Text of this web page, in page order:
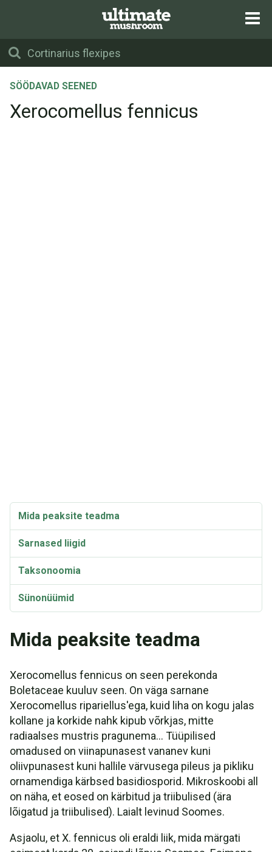
SÖÖDAVAD SEENED
Xerocomellus fennicus
Mida peaksite teadma
Sarnased liigid
Taksonoomia
Sünonüümid
Mida peaksite teadma
Xerocomellus fennicus on seen perekonda
Boletaceae kuuluv seen. On väga sarnane
Xerocomellus ripariellus'ega, kuid liha on kogu jalas
kollane ja korkide nahk kipub võrkjas, mitte
radiaalses mustris pragunema... Tüüpilised
omadused on viinapunasest vananev kuni
oliivpunasest kuni hallile värvusega pileus ja pikliku
ornamendiga kärbsed basidiosporid. Mikroskoobi all
on näha, et eosed on kärbitud ja triibulised (ära
lõigatud ja triibulised). Laialt levinud Soomes.
Asjaolu, et X. fennicus oli eraldi liik, mida märgati